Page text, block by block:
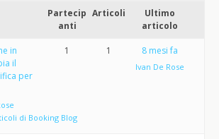
Partecip
anti
Articoli
Ultimo
articolo
in
il
per
di Booking Blog
1 1 8 mesi fa
Ivan De Rose